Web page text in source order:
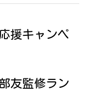
援キャンペ
友監修ラン